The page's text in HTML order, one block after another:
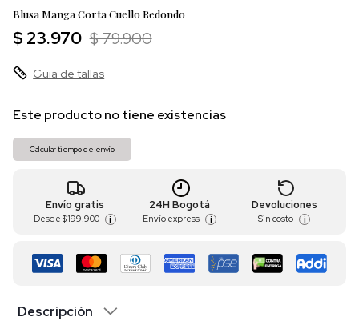
Blusa Manga Corta Cuello Redondo
$ 23.970 $ 79.900
Guia de tallas
Este producto no tiene existencias
Calcular tiempo de envío
Envío gratis
Desde $ 199.900 i
24H Bogotá
Envío express i
Devoluciones
Sin costo i
Descripción